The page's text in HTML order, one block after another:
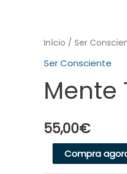
Início / Ser
Ser Consciente
Mente
55,00€
Quantidade
de
Tranquila
Compra